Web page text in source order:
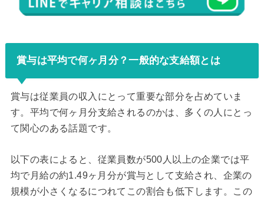
賞与は平均で何ヶ月分？一般的な支給額とは
賞与は従業員の収入にとって重要な部分を占めていま
す。平均で何ヶ月分支給されるのかは、多くの人にとっ
て関心のある話題です。
以下の表によると、従業員数が500人以上の企業では平
均で月給の約1.49ヶ月分が賞与として支給され、企業の
規模が小さくなるにつれてこの割合も低下します。この